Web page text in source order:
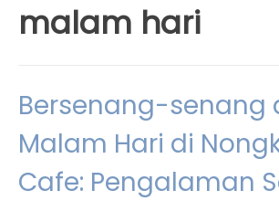
malam hari
Bersenang-senang
Malam Hari di
Cafe: Pengalaman